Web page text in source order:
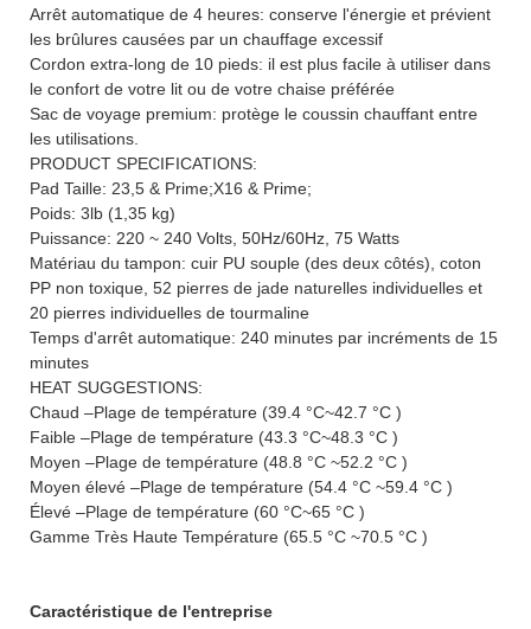
Arrêt automatique de 4 heures: conserve l'énergie et prévient
les brûlures causées par un chauffage excessif
Cordon extra-long de 10 pieds: il est plus facile à utiliser dans
le confort de votre lit ou de votre chaise préférée
Sac de voyage premium: protège le coussin chauffant entre
les utilisations.
PRODUCT SPECIFICATIONS:
Pad Taille: 23,5 & Prime;X16 & Prime;
Poids: 3lb (1,35 kg)
Puissance: 220 ~ 240 Volts, 50Hz/60Hz, 75 Watts
Matériau du tampon: cuir PU souple (des deux côtés), coton
PP non toxique, 52 pierres de jade naturelles individuelles et
20 pierres individuelles de tourmaline
Temps d'arrêt automatique: 240 minutes par incréments de 15
minutes
HEAT SUGGESTIONS:
Chaud –Plage de température (39.4 °C~42.7 °C )
Faible –Plage de température (43.3 °C~48.3 °C )
Moyen –Plage de température (48.8 °C ~52.2 °C )
Moyen élevé –Plage de température (54.4 °C ~59.4 °C )
Élevé –Plage de température (60 °C~65 °C )
Gamme Très Haute Température (65.5 °C ~70.5 °C )
Caractéristique de l'entreprise